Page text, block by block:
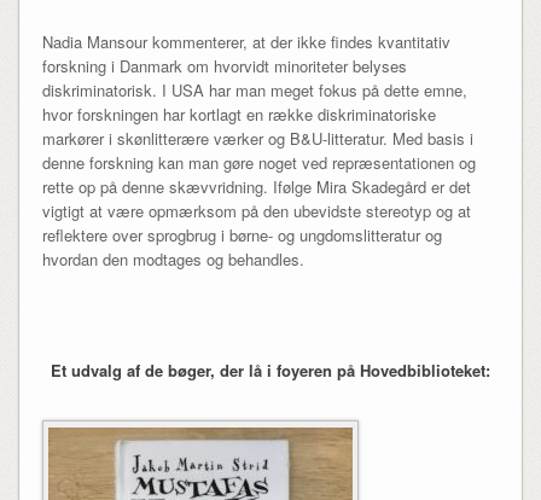
Nadia Mansour kommenterer, at der ikke findes kvantitativ
forskning i Danmark om hvorvidt minoriteter belyses
diskriminatorisk. I USA har man meget fokus på dette emne,
hvor forskningen har kortlagt en række diskriminatoriske
markører i skønlitterære værker og B&U-litteratur. Med basis i
denne forskning kan man gøre noget ved repræsentationen og
rette op på denne skævvridning. Ifølge Mira Skadegård er det
vigtigt at være opmærksom på den ubevidste stereotyp og at
reflektere over sprogbrug i børne- og ungdomslitteratur og
hvordan den modtages og behandles.
Et udvalg af de bøger, der lå i foyeren på Hovedbiblioteket: